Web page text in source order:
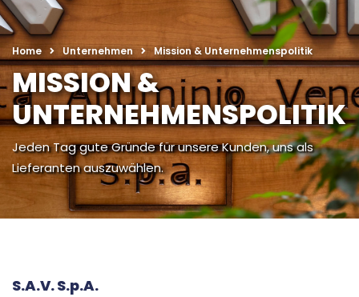
Home Unternehmen Mission & Unternehmenspolitik
MISSION &
UNTERNEHMENSPOLITIK
Jeden Tag gute Gründe für unsere Kunden, uns als
Lieferanten auszuwählen.
S.A.V. S.p.A.